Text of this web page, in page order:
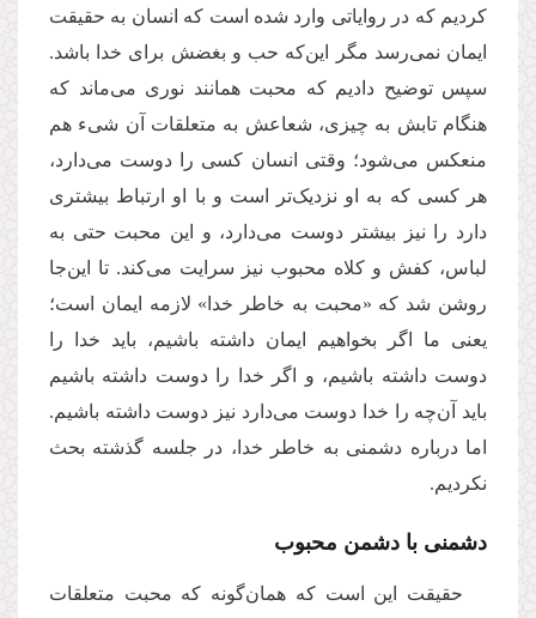
کردیم که در روایاتی وارد شده است که انسان به حقیقت
ایمان نمی‌رسد مگر این‌که حب و بغضش برای خدا باشد.
سپس توضیح دادیم که محبت همانند نوری می‌ماند که
هنگام تابش به چیزی، شعاعش به متعلقات آن شیء هم
منعکس می‌شود؛ وقتی انسان کسی را دوست می‌دارد،
هر کسی که به او نزدیک‌تر است و با او ارتباط بیشتری
دارد را نیز بیشتر دوست می‌دارد، و این محبت حتی به
لباس، کفش و کلاه محبوب نیز سرایت می‌کند. تا اینجا
روشن شد که «محبت به خاطر خدا» ‌لازمه ایمان است؛
یعنی ما اگر بخواهیم ایمان داشته باشیم، باید خدا را
دوست داشته باشیم، و اگر خدا را دوست داشته باشیم
باید آن‌چه را خدا دوست می‌دارد نیز دوست داشته باشیم.
اما درباره دشمنی به خاطر خدا، در جلسه گذشته بحث
نکردیم.
دشمنی با دشمن محبوب
حقیقت این است که همان‌گونه که محبت متعلقات